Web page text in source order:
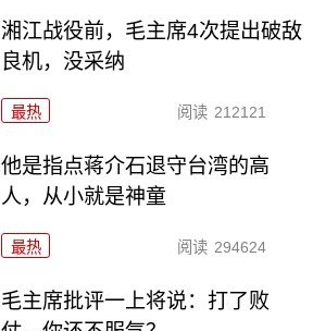
湘江战役前，毛主席4次提出破敌
良机，没采纳
最热 阅读 212121
他是指点蒋介石退守台湾的高
人，从小就是神童
最热 阅读 294624
毛主席批评一上将说：打了败